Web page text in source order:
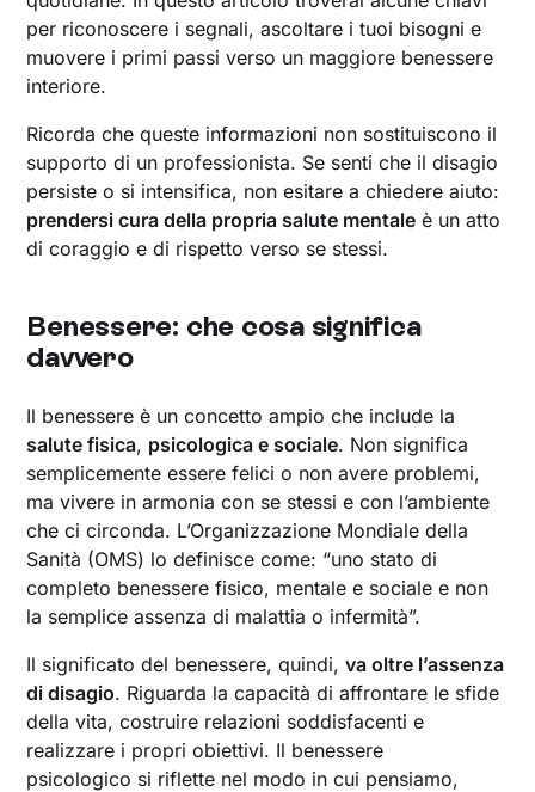
per riconoscere i segnali, ascoltare i tuoi bisogni e
muovere i primi passi verso un maggiore benessere
interiore.
Ricorda che queste informazioni non sostituiscono il
supporto di un professionista. Se senti che il disagio
persiste o si intensifica, non esitare a chiedere aiuto:
prendersi cura della propria salute mentale è un atto
di coraggio e di rispetto verso se stessi.
Benessere: che cosa significa
davvero
Il benessere è un concetto ampio che include la
salute fisica, psicologica e sociale. Non significa
semplicemente essere felici o non avere problemi,
ma vivere in armonia con se stessi e con l’ambiente
che ci circonda. L’Organizzazione Mondiale della
Sanità (OMS) lo definisce come: “uno stato di
completo benessere fisico, mentale e sociale e non
la semplice assenza di malattia o infermità”.
Il significato del benessere, quindi,va oltre l’assenza
di disagio. Riguarda la capacità di affrontare le sfide
della vita, costruire relazioni soddisfacenti e
realizzare i propri obiettivi. Il benessere
psicologico si riflette nel modo in cui pensiamo,